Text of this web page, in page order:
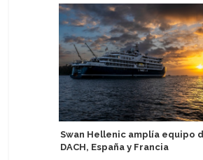
Swan Hellenic amplía equipo
DACH, España y Francia